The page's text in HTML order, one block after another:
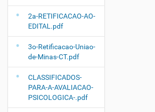
2a-RETIFICACAO-AO-
EDITAL.pdf
3o-Retificacao-Uniao-
de-Minas-CT.pdf
CLASSIFICADOS-
PARA-A-AVALIACAO-
PSICOLOGICA-.pdf